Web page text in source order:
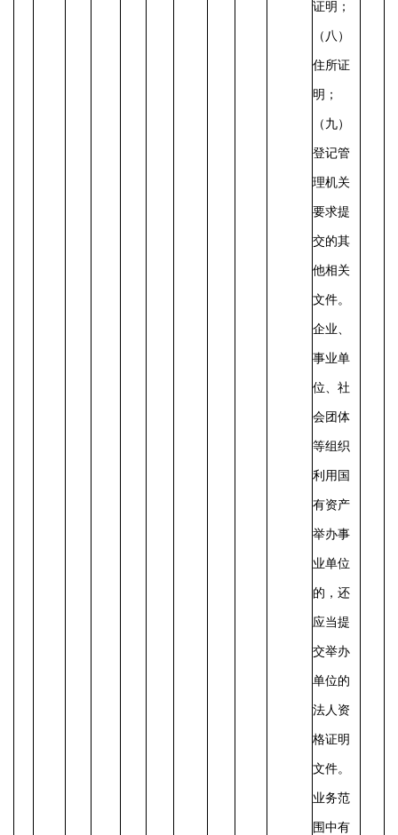
证明；
（八）
住所证
明；
（九）
登记管
理机关
要求提
交的其
他相关
文件。
企业、
事业单
位、社
会团体
等组织
利用国
有资产
举办事
业单位
的，还
应当提
交举办
单位的
法人资
格证明
文件。
业务范
围中有